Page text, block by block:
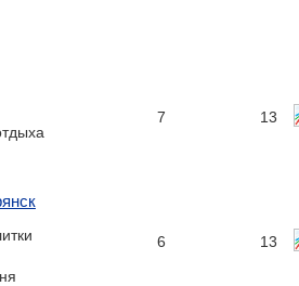
7 13
6 13